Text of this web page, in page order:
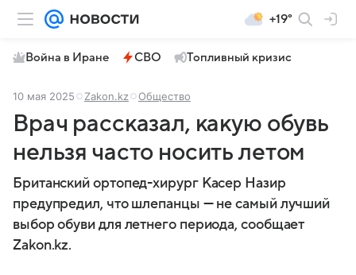
+19°
Война в Иране СВО Топливный кризис
10 мая 2025 Zakon.kz Общество
Врач рассказал, какую обувь
нельзя часто носить летом
Британский ортопед-хирург Касер Назир
предупредил, что шлепанцы — не самый лучший
выбор обуви для летнего периода, сообщает
Zakon.kz.